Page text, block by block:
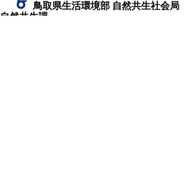
ッ
鳥取県生活環境部 自然共生社会局
自然共生課